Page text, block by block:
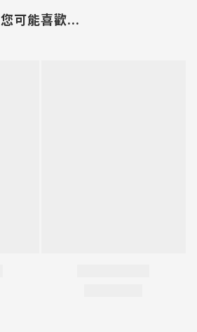
您可能喜歡...